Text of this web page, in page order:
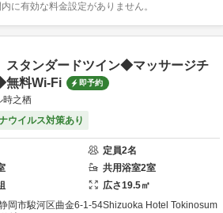
に有効な料金設定がありません。
スタンダードツイン◆マッサージチ
無料Wi-Fi
即予約
時之栖
ウイルス対策あり
定員2名
共用浴室2室
広さ19.5㎡
岡市駿河区曲金6-1-54Shizuoka Hotel Tokinosum